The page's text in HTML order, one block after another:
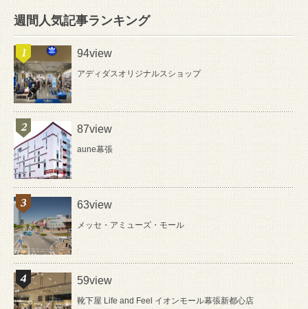
週間人気記事ランキング
94view
アディダスオリジナルスショップ
87view
aune幕張
63view
メッセ・アミューズ・モール
59view
靴下屋 Life and Feel イオンモール幕張新都心店